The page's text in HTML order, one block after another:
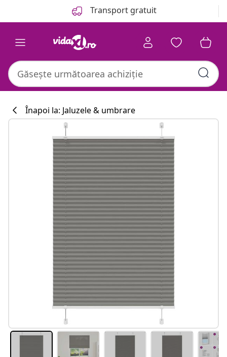
Transport gratuit
Înapoi la: Jaluzele & umbrare